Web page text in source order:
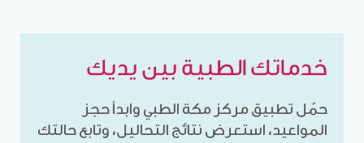
خدماتك الطبية بين يديك
حمّل تطبيق مركز مكة الطبي وابدأ حجز
المواعيد، استعرض نتائج التحاليل، وتابع حالتك